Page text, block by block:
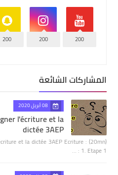
200
200
200
المشاركات الشائعة
08 أبريل 2020
l'écriture et la
dictée 3AEP
et la dictée 3AEP Ecriture : (20mn)
1. Etape 1 : …